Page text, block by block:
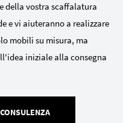
della vostra scaffalatura
e vi aiuteranno a realizzare
mobili su misura, ma
iniziale alla consegna